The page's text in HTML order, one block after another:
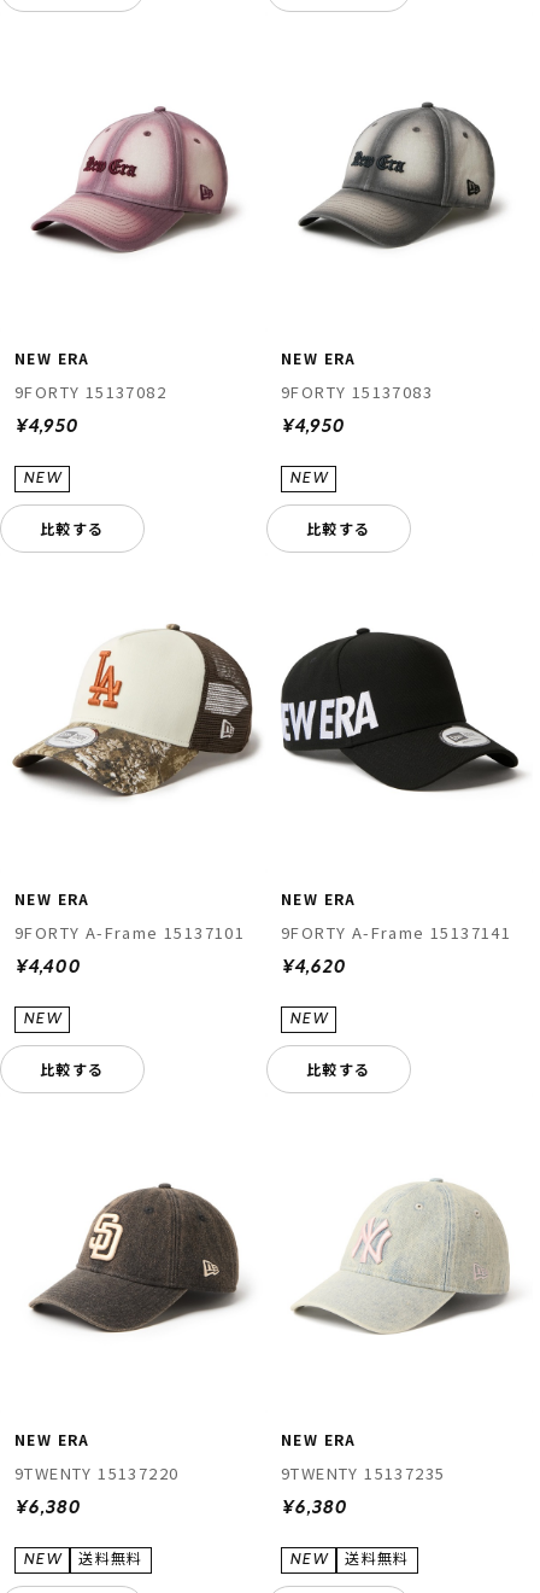
NEW ERA
9FORTY 15137082
¥4,950
比較する
NEW ERA
9FORTY 15137083
¥4,950
比較する
NEW ERA
9FORTY A-Frame 15137101
¥4,400
比較する
NEW ERA
9FORTY A-Frame 15137141
¥4,620
比較する
NEW ERA
9TWENTY 15137220
¥6,380
NEW ERA
9TWENTY 15137235
¥6,380